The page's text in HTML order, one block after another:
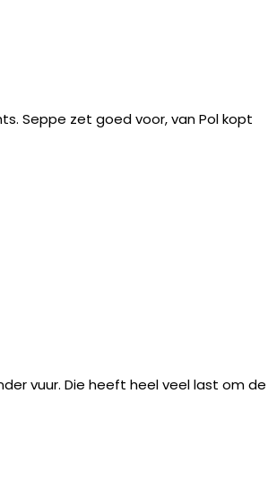
Seppe zet goed voor, van Pol kopt
vuur. Die heeft heel veel last om de